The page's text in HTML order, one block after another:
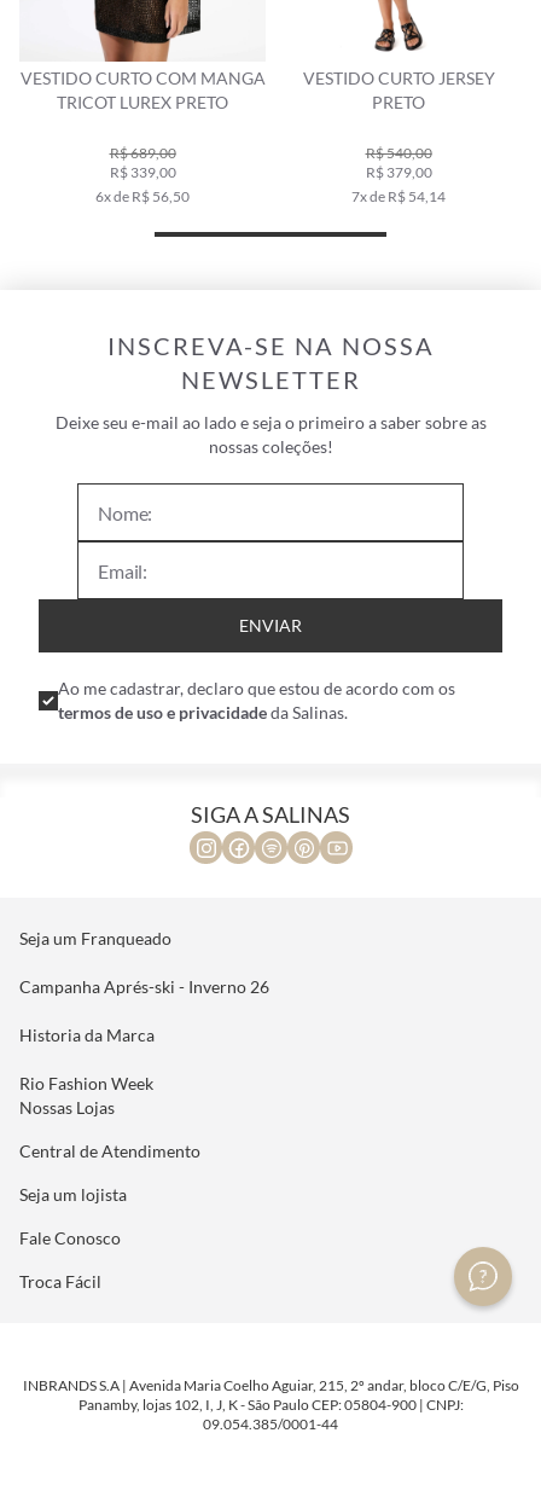
VESTIDO CURTO COM MANGA
TRICOT LUREX PRETO
R$ 689,00
R$ 339,00
6x de R$ 56,50
VESTIDO CURTO JERSEY
PRETO
R$ 540,00
R$ 379,00
7x de R$ 54,14
INSCREVA-SE NA NOSSA
NEWSLETTER
Deixe seu e-mail ao lado e seja o primeiro a saber sobre as
nossas coleções!
ENVIAR
Ao me cadastrar, declaro que estou de acordo com os
termos de uso e privacidadeda Salinas.
SIGA A SALINAS
Seja um Franqueado
Campanha Aprés-ski - Inverno 26
Historia da Marca
Rio Fashion Week
Nossas Lojas
Central de Atendimento
Seja um lojista
Fale Conosco
Troca Fácil
INBRANDS S.A | Avenida Maria Coelho Aguiar, 215, 2º andar, bloco C/E/G, Piso
Panamby, lojas 102, I, J, K - São Paulo CEP: 05804-900 | CNPJ:
09.054.385/0001-44